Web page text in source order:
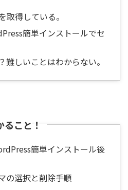
取得している。
簡単インストールでセ
難しいことはわからない。
こと！
簡単インストール後
の選択と削除手順